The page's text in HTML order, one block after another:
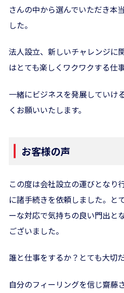
さんの中から選んでいただき本
した。
法人設立、新しいチャレンジに
はとても楽しくワクワクする仕事
一緒にビジネスを発展していけ
くお願いいたします。
お客様の声
この度は会社設立の運びとなり
に諸手続きを依頼しました。と
ーな対応で気持ちの良い門出と
ございました。
誰と仕事をするか？とても大切
自分のフィーリングを信じ齋藤